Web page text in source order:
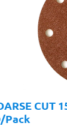
CUT
Pack